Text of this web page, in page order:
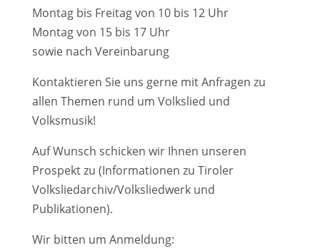
Montag bis Freitag von 10 bis 12 Uhr
Montag von 15 bis 17 Uhr
sowie nach Vereinbarung
Kontaktieren Sie uns gerne mit Anfragen zu
allen Themen rund um Volkslied und
Volksmusik!
Auf Wunsch schicken wir Ihnen unseren
Prospekt zu (Informationen zu Tiroler
Volksliedarchiv/Volksliedwerk und
Publikationen).
Wir bitten um Anmeldung: